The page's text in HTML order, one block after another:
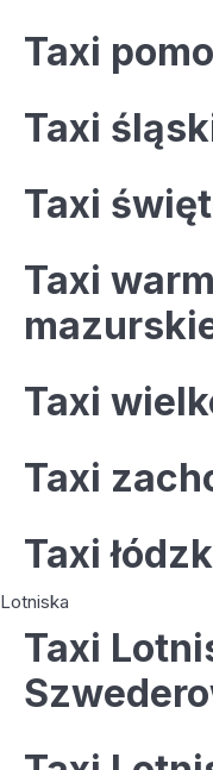
Taxi
Taxi
Taxi
Taxi
Taxi
Taxi
Taxi
Lotniska
Taxi